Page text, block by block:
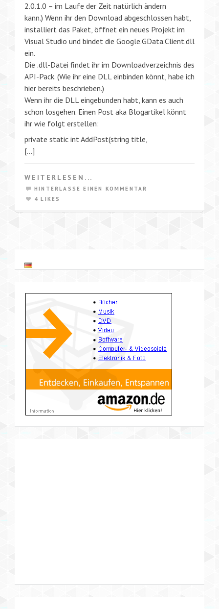
2.0.1.0 – im Laufe der Zeit natürlich ändern
kann.) Wenn ihr den Download abgeschlossen habt,
installiert das Paket, öffnet ein neues Projekt im
Visual Studio und bindet die Google.GData.Client.dll
ein.
Die .dll-Datei findet ihr im Downloadverzeichnis des
API-Pack. (Wie ihr eine DLL einbinden könnt, habe ich
hier bereits beschrieben.)
Wenn ihr die DLL eingebunden habt, kann es auch
schon losgehen. Einen Post aka Blogartikel könnt
ihr wie folgt erstellen:
private static int AddPost(string title,
[…]
WEITERLESEN...
HINTERLASSE EINEN KOMMENTAR
4 LIKES